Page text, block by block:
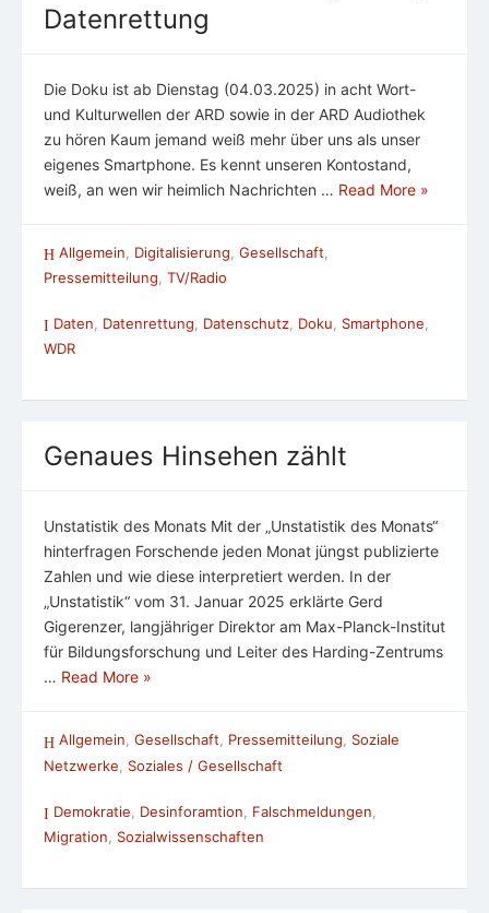
Datenrettung
Die Doku ist ab Dienstag (04.03.2025) in acht Wort-
und Kulturwellen der ARD sowie in der ARD Audiothek
zu hören Kaum jemand weiß mehr über uns als unser
eigenes Smartphone. Es kennt unseren Kontostand,
weiß, an wen wir heimlich Nachrichten … Read More »
Allgemein Digitalisierung Gesellschaft
Pressemitteilung TV/Radio
Daten Datenrettung Datenschutz Doku Smartphone
WDR
Genaues Hinsehen zählt
Unstatistik des Monats Mit der „Unstatistik des Monats“
hinterfragen Forschende jeden Monat jüngst publizierte
Zahlen und wie diese interpretiert werden. In der
„Unstatistik“ vom 31. Januar 2025 erklärte Gerd
Gigerenzer, langjähriger Direktor am Max-Planck-Institut
für Bildungsforschung und Leiter des Harding-Zentrums
… Read More »
Allgemein, Gesellschaft, Pressemitteilung, Soziale
Netzwerke
Soziales / Gesellschaft
Demokratie Desinforamtion Falschmeldungen
Migration
Sozialwissenschaften